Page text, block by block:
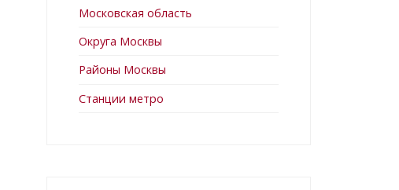
Московская область
Округа Москвы
Районы Москвы
Станции метро